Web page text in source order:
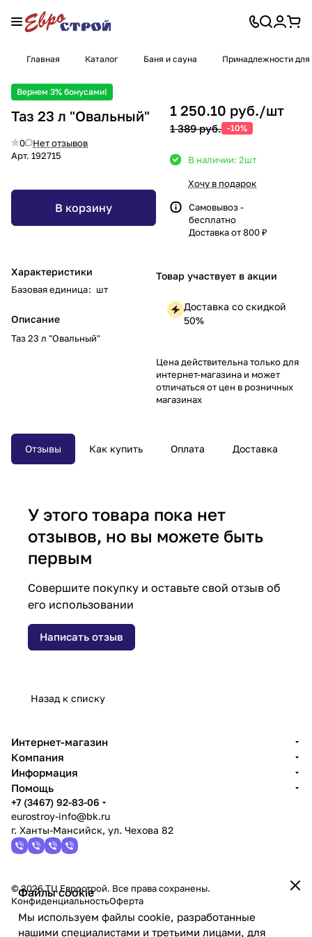
Главная Каталог Баня и сауна Принадлежности для
Вернем 3% бонусами!
Таз 23 л "Овальный"
0
Нет отзывов
Арт. 192715
В корзину
Характеристики
Базовая единица: шт
Описание
Таз 23 л "Овальный"
1 250.10 руб./шт
1 389 руб. -10%
В наличии: 2шт
Хочу в подарок
Самовывоз -
бесплатно
Доставка от 800 ₽
Товар участвует в акции
Доставка со скидкой
50%
Цена действительна только для
интернет-магазина и может
отличаться от цен в розничных
магазинах
Отзывы Как купить Оплата Доставка
У этого товара пока нет
отзывов, но вы можете быть
первым
Совершите покупку и оставьте свой отзыв об
его использовании
Написать отзыв
Назад к списку
Файлы cookie
Мы используем файлы cookie, разработанные
нашими специалистами и третьими лицами, для
Интернет-магазин
Компания
Информация
Помощь
+7 (3467) 92-83-06
eurostroy-info@bk.ru
г. Ханты-Мансийск, ул. Чехова 82
© 2026 ТЦ Еврострой. Все права сохранены.
КонфиденциальностьОферта